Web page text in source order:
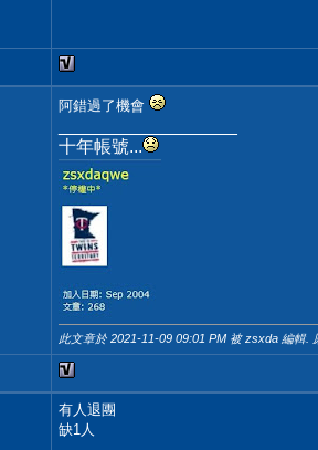
阿錯過了機會
十年帳號...
此文章於 2021-11-09 09:01 PM 被 zsxda 編輯.
有人退團
缺1人